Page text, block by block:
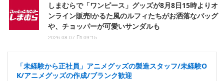
しまむらで「ワンピース」グッズが8月8日15時よりオ
ンライン販売!かるた風のルフィたちがお洒落なバッグ
や、チョッパーが可愛いサンダルも
2026.08.07 Fri 09:15
「未経験から正社員」アニメグッズの製造スタッフ/未経験O
K/アニメグッズの作成/ブランク歓迎